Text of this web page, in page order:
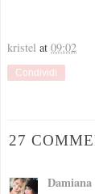
kristel at 09:02
Condividi
27
Damiana